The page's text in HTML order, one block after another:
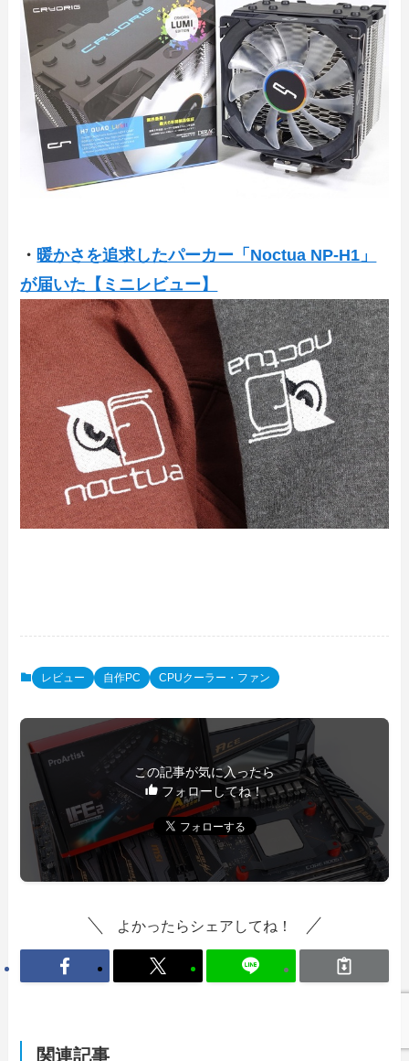
・ 暖かさを追求したパーカー「Noctua NP-H1」
が届いた【ミニレビュー】
レビュー 自作PC CPUクーラー・ファン
この記事が気に入ったら
フォローしてね！
よかったらシェアしてね！
関連記事